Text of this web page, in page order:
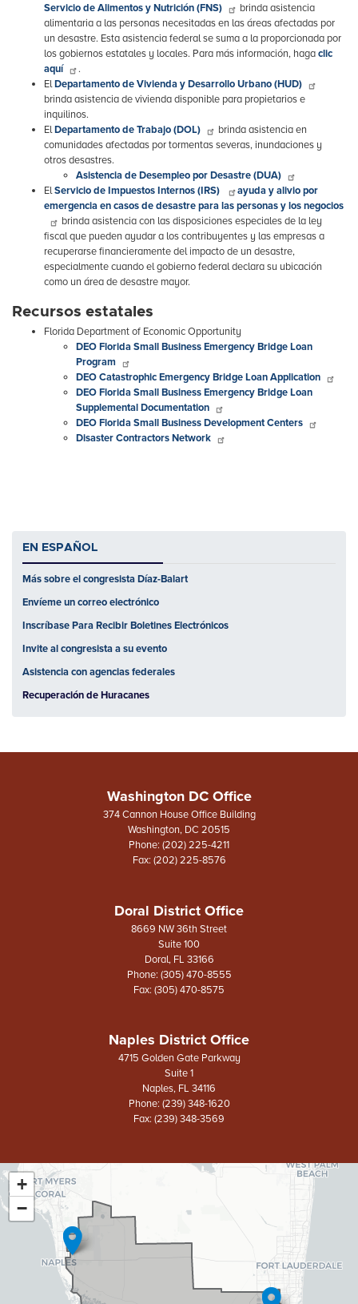
Servicio de Alimentos y Nutrición (FNS)
brinda asistencia
alimentaria a las personas necesitadas en las áreas afectadas por
un desastre. Esta asistencia federal se suma a la proporcionada por
los gobiernos estatales y locales. Para más información, hagaclic
aquí
.
ElDepartamento de Vivienda y Desarrollo Urbano (HUD)
brinda asistencia de vivienda disponible para propietarios e
inquilinos.
ElDepartamento de Trabajo (DOL)
brinda asistencia en
comunidades afectadas por tormentas severas, inundaciones y
otros desastres.
Asistencia de Desempleo por Desastre (DUA)
ElServicio de Impuestos Internos (IRS)
ayuda y alivio por
emergencia en casos de desastre para las personas y los negocios
brinda asistencia con las disposiciones especiales de la ley
fiscal que pueden ayudar a los contribuyentes y las empresas a
recuperarse financieramente del impacto de un desastre,
especialmente cuando el gobierno federal declara su ubicación
como un área de desastre mayor.
Recursos estatales
Florida Department of Economic Opportunity
DEO Florida Small Business Emergency Bridge Loan
Program
DEO Catastrophic Emergency Bridge Loan Application
DEO Florida Small Business Emergency Bridge Loan
Supplemental Documentation
DEO Florida Small Business Development Centers
Disaster Contractors Network
EN ESPAÑOL
Más sobre el congresista Díaz-Balart
Envíeme un correo electrónico
Inscríbase Para Recibir Boletines Electrónicos
Invite al congresista a su evento
Asistencia con agencias federales
Recuperación de Huracanes
Washington DC Office
374 Cannon House Office Building
Washington, DC20515
Phone: (202) 225-4211
Fax: (202) 225-8576
Doral District Office
8669 NW 36th Street
Suite 100
Doral, FL33166
Phone: (305) 470-8555
Fax: (305) 470-8575
Naples District Office
4715 Golden Gate Parkway
Suite 1
Naples, FL34116
Phone: (239) 348-1620
Fax: (239) 348-3569
FL26
District
Map
+
−